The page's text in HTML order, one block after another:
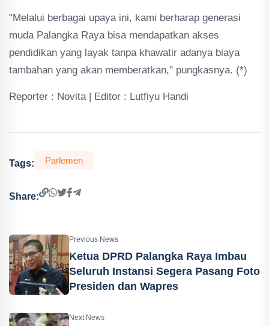
"Melalui berbagai upaya ini, kami berharap generasi
muda Palangka Raya bisa mendapatkan akses
pendidikan yang layak tanpa khawatir adanya biaya
tambahan yang akan memberatkan," pungkasnya. (*)
Reporter : Novita | Editor : Lutfiyu Handi
Tags: Parlemen
Share:
Previous News
Ketua DPRD Palangka Raya Imbau
Seluruh Instansi Segera Pasang Foto
Presiden dan Wapres
Next News